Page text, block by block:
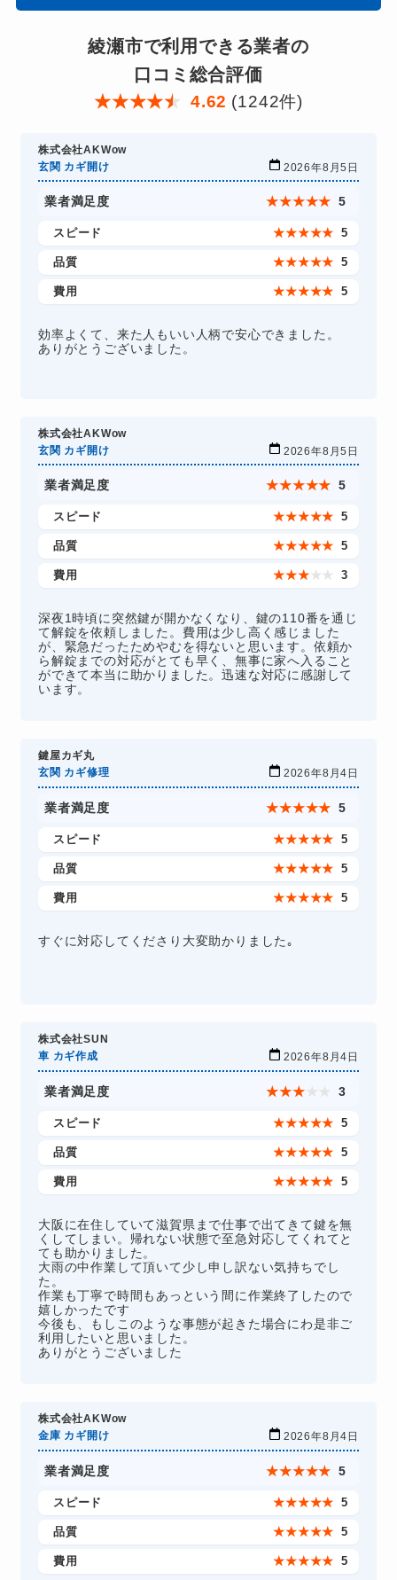
綾瀬市で利用できる業者の
口コミ総合評価
★★★★★ 4.62 (1242件)
株式会社AKWow
玄関 カギ開け
2026年8月5日
業者満足度 ★★★★★ 5
スピード ★★★★★ 5
品質 ★★★★★ 5
費用 ★★★★★ 5
効率よくて、来た人もいい人柄で安心できました。
ありがとうございました。
株式会社AKWow
玄関 カギ開け
2026年8月5日
業者満足度 ★★★★★ 5
スピード ★★★★★ 5
品質 ★★★★★ 5
費用 ★★★ ★ ★ 3
深夜1時頃に突然鍵が開かなくなり、鍵の110番を通じ
て解錠を依頼しました。費用は少し高く感じました
が、緊急だったためやむを得ないと思います。依頼か
ら解錠までの対応がとても早く、無事に家へ入ること
ができて本当に助かりました。迅速な対応に感謝して
います。
鍵屋カギ丸
玄関 カギ修理
2026年8月4日
業者満足度 ★★★★★ 5
スピード ★★★★★ 5
品質 ★★★★★ 5
費用 ★★★★★ 5
すぐに対応してくださり大変助かりました｡
株式会社SUN
車 カギ作成
2026年8月4日
業者満足度 ★★★ ★ ★ 3
スピード ★★★★★ 5
品質 ★★★★★ 5
費用 ★★★★★ 5
大阪に在住していて滋賀県まで仕事で出てきて鍵を無
くしてしまい。帰れない状態で至急対応してくれてと
ても助かりました。
大雨の中作業して頂いて少し申し訳ない気持ちでし
た。
作業も丁寧で時間もあっという間に作業終了したので
嬉しかったです
今後も、もしこのような事態が起きた場合にわ是非ご
利用したいと思いました。
ありがとうございました
株式会社AKWow
金庫 カギ開け
2026年8月4日
業者満足度 ★★★★★ 5
スピード ★★★★★ 5
品質 ★★★★★ 5
費用 ★★★★★ 5